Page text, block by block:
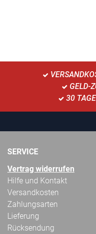
GELD-
30
SERVICE
Vertrag widerrufen
Hilfe und Kontakt
Versandkosten
Zahlungsarten
Lieferung
Rücksendung